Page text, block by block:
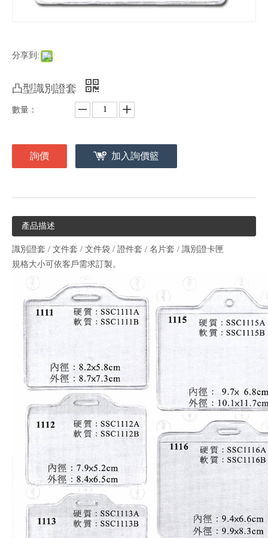
分享到:
凸型識別證套
數量：
詢價 加入詢價籃
產品描述
識別證套 / 文件套 / 文件袋 / 證件套 / 名片套 / 識別證卡匣
規格大小可依客戶需求訂製。